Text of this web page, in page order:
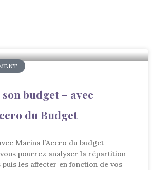
budget – avec
du Budget
Marina l’Accro du budget
pourrez analyser la répartition
puis les affecter en fonction de vos